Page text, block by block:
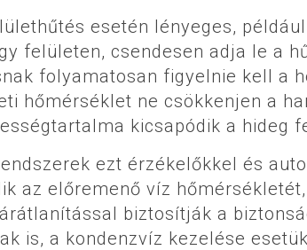
esetén lényeges,
felületen, csendesen adja le a
folyamatosan figyelnie kell a
hőmérséklet ne csökkenjen a
kicsapódik a hideg
ezt érzékelőkkel és
az előremenő víz
biztosítják a
is, a kondenzvíz kezelése